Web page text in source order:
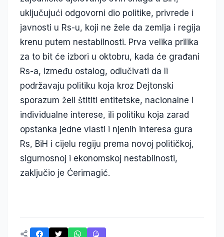
uključujući odgovorni dio politike, privrede i
javnosti u Rs-u, koji ne žele da zemlja i regija
krenu putem nestabilnosti. Prva velika prilika
za to bit će izbori u oktobru, kada će građani
Rs-a, između ostalog, odlučivati da li
podržavaju politiku koja kroz Dejtonski
sporazum želi štititi entitetske, nacionalne i
individualne interese, ili politiku koja zarad
opstanka jedne vlasti i njenih interesa gura
Rs, BiH i cijelu regiju prema novoj političkoj,
sigurnosnoj i ekonomskoj nestabilnosti,
zaključio je Ćerimagić.